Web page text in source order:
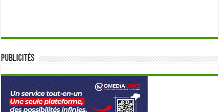
Publicités